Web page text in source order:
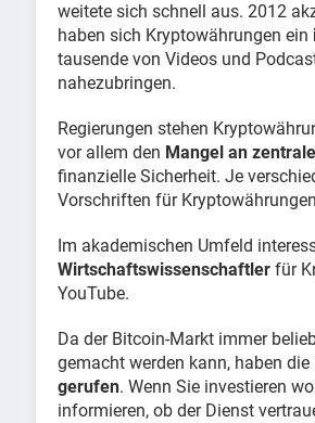
weitete sich schnell aus. 2012
haben sich Kryptowährungen ein
tausende von Videos und
nahezubringen.
Regierungen stehen
vor allem den Mangel an
finanzielle Sicherheit. Je
Vorschriften für
Im akademischen Umfeld
Wirtschaftswissenschaftler für
YouTube.
Da der Bitcoin-Markt immer
gemacht werden kann, haben
gerufen. Wenn Sie investieren
informieren, ob der Dienst